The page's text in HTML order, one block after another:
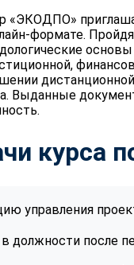
«ЭКОДПО»
формате. Пройдя
Выданные
курса
управления
должности после